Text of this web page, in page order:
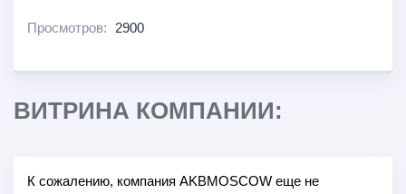
Просмотров: 2900
ВИТРИНА КОМПАНИИ:
К сожалению, компания AKBMOSCOW еще не